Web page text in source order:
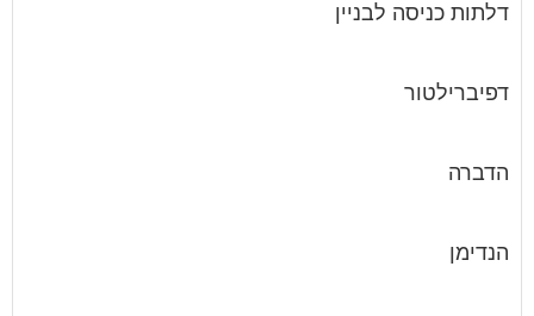
דלתות כניסה לבניין
דפיברילטור
הדברה
הנדימן